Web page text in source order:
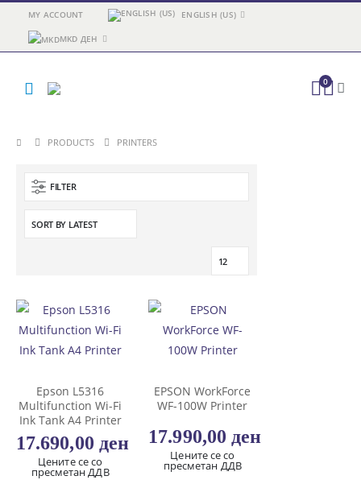
MY ACCOUNT ENGLISH (US)
MKD ДЕН
0
PRODUCTS PRINTERS
FILTER
Epson L5316
Multifunction Wi-Fi
Ink Tank A4 Printer
17.690,00 ден
Цените се со
пресметан ДДВ
EPSON WorkForce
WF-100W Printer
17.990,00 ден
Цените се со
пресметан ДДВ